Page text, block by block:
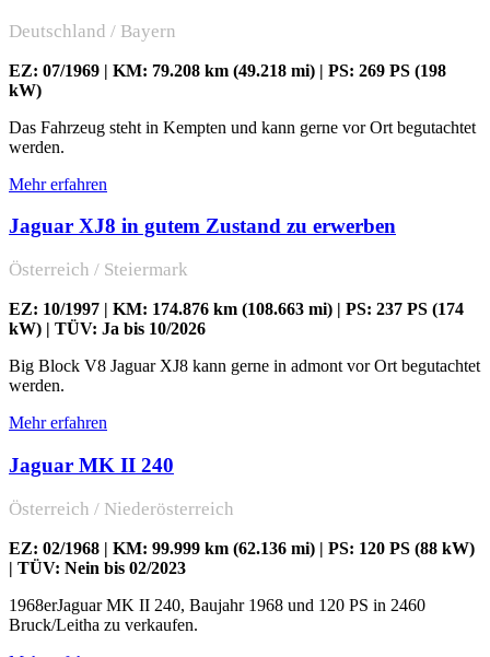
Deutschland / Bayern
EZ: 07/1969 | KM: 79.208 km (49.218 mi) | PS: 269 PS (198
kW)
Das Fahrzeug steht in Kempten und kann gerne vor Ort begutachtet
werden.
Mehr erfahren
Jaguar XJ8 in gutem Zustand zu erwerben
Österreich / Steiermark
EZ: 10/1997 | KM: 174.876 km (108.663 mi) | PS: 237 PS (174
kW) | TÜV: Ja bis 10/2026
Big Block V8 Jaguar XJ8 kann gerne in admont vor Ort begutachtet
werden.
Mehr erfahren
Jaguar MK II 240
Österreich / Niederösterreich
EZ: 02/1968 | KM: 99.999 km (62.136 mi) | PS: 120 PS (88 kW)
| TÜV: Nein bis 02/2023
1968erJaguar MK II 240, Baujahr 1968 und 120 PS in 2460
Bruck/Leitha zu verkaufen.